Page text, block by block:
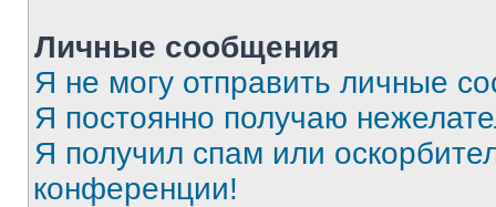
Личные сообщения
Я не могу отправить личные
Я постоянно получаю
Я получил спам или
конференции!